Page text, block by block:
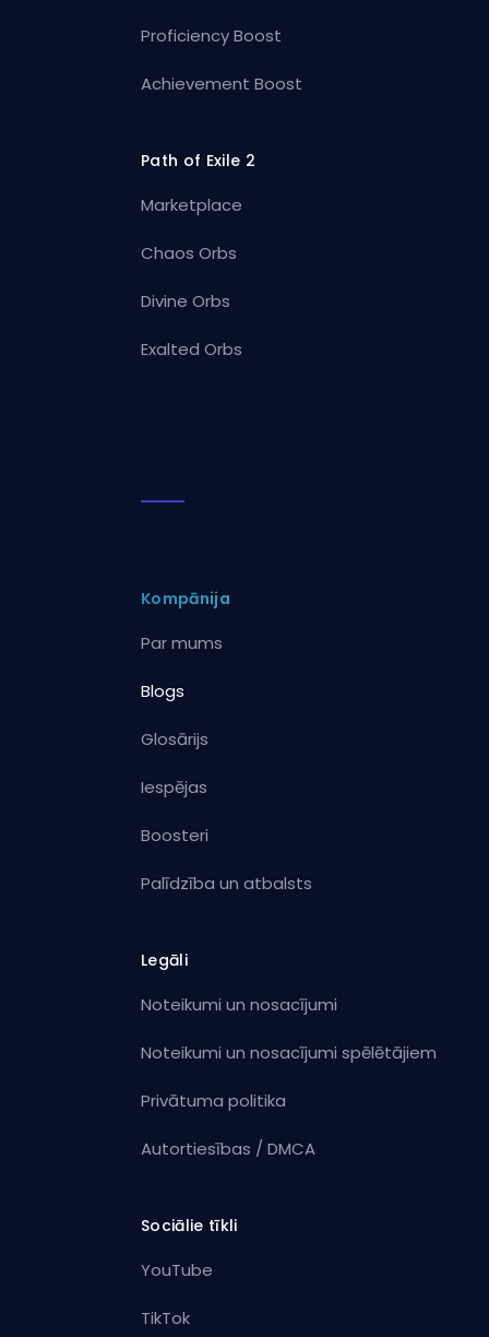
Proficiency Boost
Achievement Boost
Path of Exile 2
Marketplace
Chaos Orbs
Divine Orbs
Exalted Orbs
Kompānija
Par mums
Blogs
Glosārijs
Iespējas
Boosteri
Palīdzība un atbalsts
Legāli
Noteikumi un nosacījumi
Noteikumi un nosacījumi spēlētājiem
Privātuma politika
Autortiesības / DMCA
Sociālie tīkli
YouTube
TikTok